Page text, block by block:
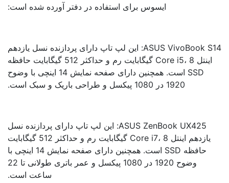
ایسوس برای استفاده در دفتر آورده شده است:
ASUS VivoBook S14: این لپ تاپ دارای پردازنده نسل یازدهم
اینتل Core i5، 8 گیگابایت رم و حداکثر 512 گیگابایت حافظه
SSD است. همچنین دارای صفحه نمایش 14 اینچی با وضوح
1920 در 1080 پیکسل و طراحی باریک و سبک است.
ASUS ZenBook UX425: این لپ تاپ دارای پردازنده نسل
یازدهم اینتل Core i7، 8 گیگابایت رم و حداکثر 512 گیگابایت
حافظه SSD است. همچنین دارای صفحه نمایش 14 اینچی با
وضوح 1920 در 1080 پیکسل و عمر باتری طولانی تا 22
ساعت است.